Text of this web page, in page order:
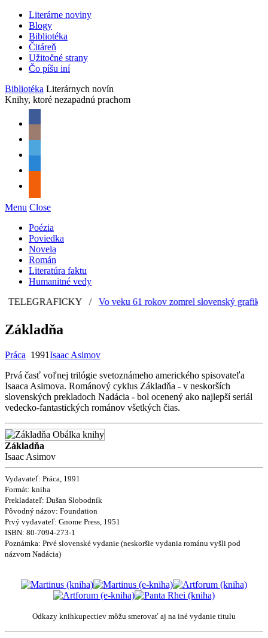
Literárne noviny
Blogy
Bibliotéka
Čitáreň
Užitočné strany
Čo píšu iní
Bibliotéka Literárnych novín
Knihy, ktoré nezapadnú prachom
Menu Close
Poézia
Poviedka
Novela
Román
Literatúra faktu
Humanitné vedy
/Vo veku 61 rokov zomrel slovenský grafik a
Základňa
Práca 1991Isaac Asimov
Prvá časť voľnej trilógie svetoznámeho amerického spisovateľa
Isaaca Asimova. Románový cyklus Základňa - v neskorších
slovenských prekladoch Nadácia - bol ocenený ako najlepší seriál
vedecko-fantastických románov všetkých čias.
Základňa
Isaac Asimov
Vydavateľ: Práca, 1991
Formát: kniha
Prekladateľ: Dušan Slobodník
Pôvodný názov: Foundation
Prvý vydavateľ: Gnome Press, 1951
ISBN: 80-7094-273-1
Poznámka: Prvé slovenské vydanie (neskoršie vydania románu vyšli pod
názvom Nadácia)
Odkazy knihkupectiev môžu smerovať aj na iné vydanie titulu